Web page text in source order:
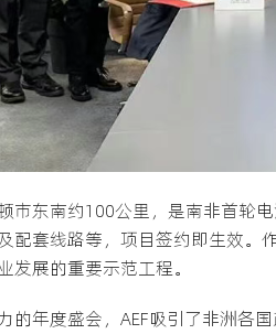
东南约100公里，是南非首轮
配套线路等，项目签约即生效
发展的重要示范工程。
的年度盛会，AEF吸引了非洲各